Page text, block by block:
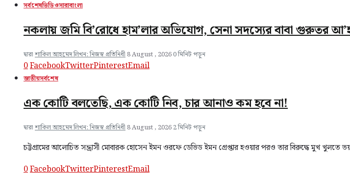
সর্বশেষভিডিওসারাবাংলা
নকলায় জমি বি’রোধে হাম’লার অভিযোগ, সেনা সদস্যের বাবা গুরুতর
দ্বারাশাকিল আহমেদ লিখন: নিজস্ব প্রতিনিধী8 August , 20260 মিনিট পড়ুন
0FacebookTwitterPinterestEmail
জাতীয়সর্বশেষ
এক কোটি বলতেছি, এক কোটি নিব, চার আনাও কম হবে না!
দ্বারাশাকিল আহমেদ লিখন: নিজস্ব প্রতিনিধী8 August , 20262 মিনিট পড়ুন
চট্টগ্রামের আলোচিত সন্ত্রাসী মোবারক হোসেন ইমন ওরফে ডেভিড ইমন গ্রেপ্তার হওয়ার পরও তার বিরুদ্ধে মুখ খুলতে
0FacebookTwitterPinterestEmail